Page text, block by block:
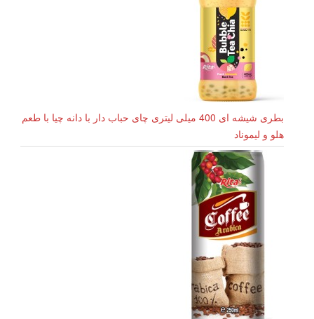
بطری شیشه ای 400 میلی لیتری چای حباب دار با دانه چیا با طعم
هلو و لیموناد